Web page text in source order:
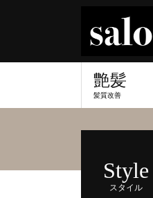
艶髪
髪質改善
Style
スタイル